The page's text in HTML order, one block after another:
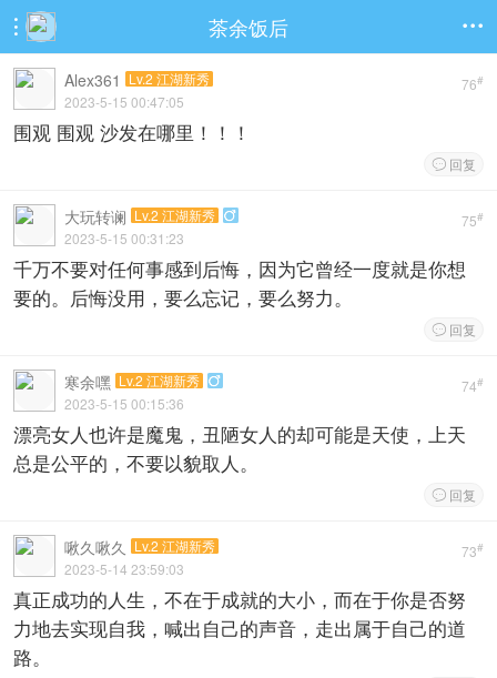
 茶余饭后 
76#
Alex361
Lv.2 江湖新秀
2023-5-15 00:47:05
围观 围观 沙发在哪里！！！
 回复
75#
大玩转谰 Lv.2 江湖新秀 
2023-5-15 00:31:23
千万不要对任何事感到后悔，因为它曾经一度就是你想
要的。后悔没用，要么忘记，要么努力。
 回复
74#
寒余嘿 Lv.2 江湖新秀 
2023-5-15 00:15:36
漂亮女人也许是魔鬼，丑陋女人的却可能是天使，上天
总是公平的，不要以貌取人。
 回复
73#
啾久啾久 Lv.2 江湖新秀
2023-5-14 23:59:03
真正成功的人生，不在于成就的大小，而在于你是否努
力地去实现自我，喊出自己的声音，走出属于自己的道
路。